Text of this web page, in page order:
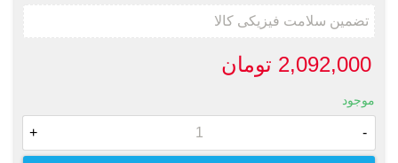
2,092,000 تومان
موجود
-
+